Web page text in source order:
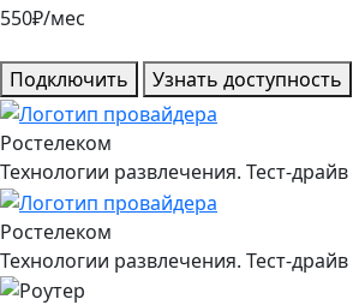
550₽/мес
Подключить Узнать доступность
Ростелеком
Технологии развлечения. Тест-драйв
Ростелеком
Технологии развлечения. Тест-драйв